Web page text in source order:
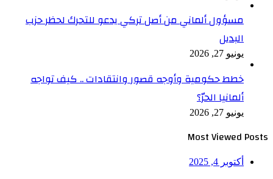
مسؤول ألماني من أصل تركي يدعو للتحرك لحظر حزب
البديل
يونيو 27, 2026
خطط حكومية وأوجه قصور وانتقادات .. كيف تواجه
ألمانيا الحرّ؟
يونيو 27, 2026
Most Viewed Posts
أكتوبر 4, 2025